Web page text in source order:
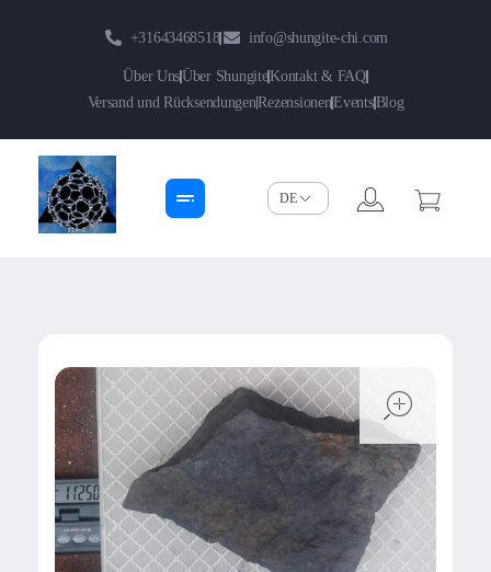
+31643468518 info@shungite-chi.com
Über UnsÜber ShungiteKontakt & FAQ
Versand und RücksendungenRezensionenEventsBlog